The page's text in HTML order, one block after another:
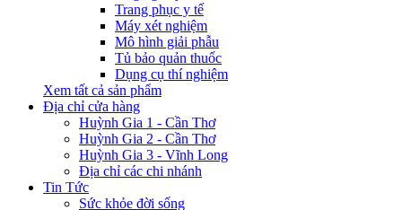
Trang phục y tế
Máy xét nghiệm
Mô hình giải phẫu
Tủ bảo quản thuốc
Dụng cụ thí nghiệm
Xem tất cả sản phẩm
Địa chỉ cửa hàng
Huỳnh Gia 1 - Cần Thơ
Huỳnh Gia 2 - Cần Thơ
Huỳnh Gia 3 - Vĩnh Long
Địa chỉ các chi nhánh
Tin Tức
Sức khỏe đời sống